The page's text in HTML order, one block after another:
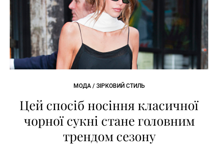
МОДА / ЗІРКОВИЙ СТИЛЬ
Цей спосіб носіння класичної
чорної сукні стане головним
трендом сезону